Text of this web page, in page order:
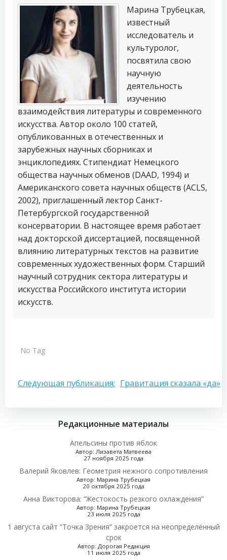
Марина Трубецкая,
известный
исследователь и
культуролог,
посвятила свою
научную
деятельность
изучению
взаимодействия литературы и современного
искусства. Автор около 100 статей,
опубликованных в отечественных и
зарубежных научных сборниках и
энциклопедиях. Стипендиат Немецкого
общества научных обменов (DAAD, 1994) и
Американского совета научных обществ (ACLS,
2002), приглашенный лектор Санкт-
Петербургской государственной
консерватории. В настоящее время работает
над докторской диссертацией, посвященной
влиянию литературных текстов на развитие
современных художественных форм. Старший
научный сотрудник сектора литературы и
искусства Российского института истории
искусств.
No Tag
Навигация
по
записям
Следующая публикация: Гравитация сказала «да»
Редакционные материалы
Апельсины против яблок
Автор: Лизавета Матвеева
27 ноября 2025 года
Валерий Яковлев: Геометрия нежного сопротивления
Автор: Марина Трубецкая
20 октября 2025 года
Анна Викторова: “Жестокость резкого охлаждения”
Автор: Марина Трубецкая
23 июля 2025 года
1 августа сайт “Точка Зрения” закроется на неопределённый
срок
Автор: Дорогая Редакция
11 июля 2025 года